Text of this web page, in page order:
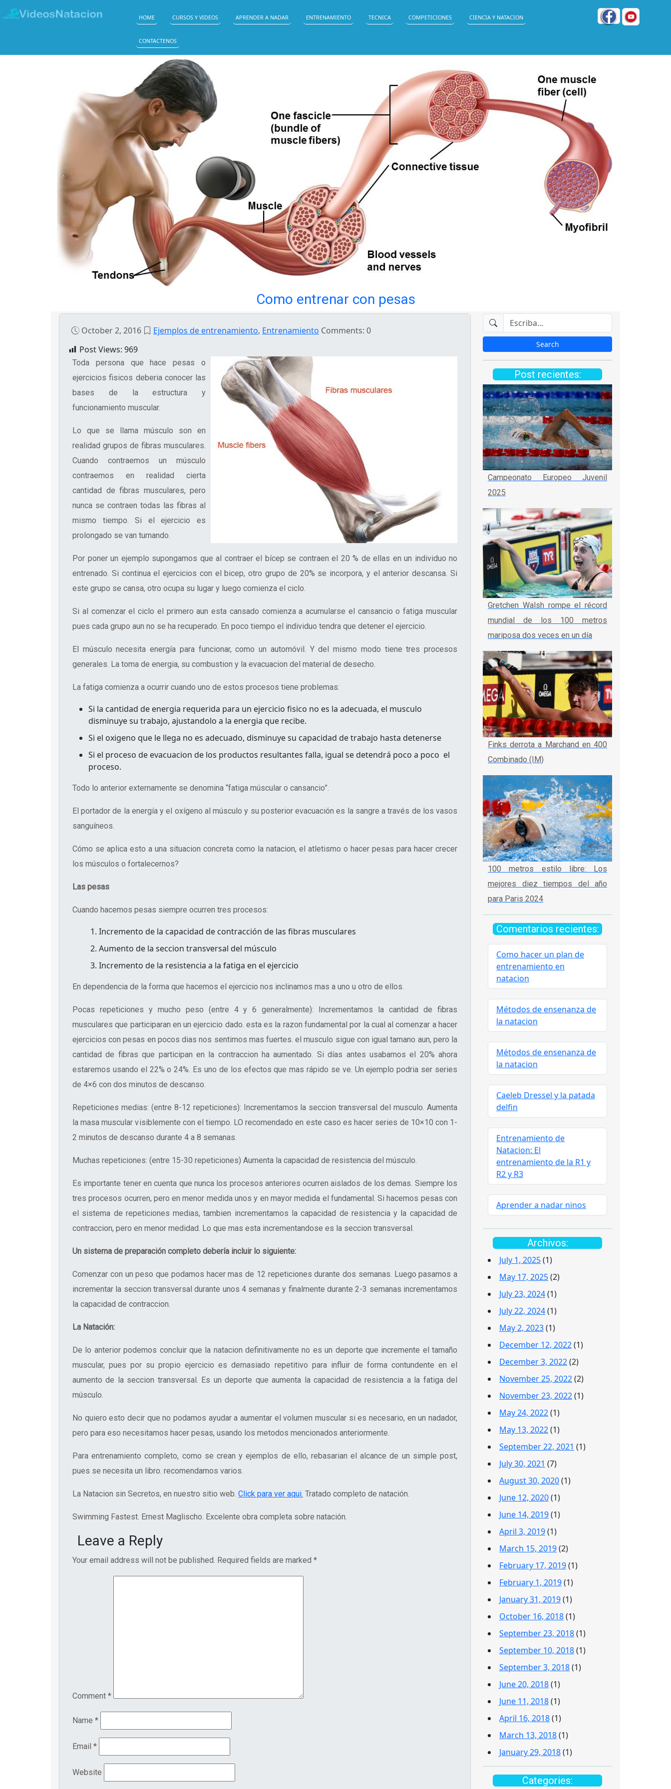
HOME CURSOS Y VIDEOS APRENDER A NADAR ENTRENAMIENTO TECNICA COMPETICIONES CIENCIA Y NATACION
CONTACTENOS
Como entrenar con pesas
October 2, 2016 Ejemplos de entrenamiento, Entrenamiento Comments: 0
Post Views: 969
Toda persona que hace pesas o
ejercicios fisicos deberia conocer las
bases de la estructura y
funcionamiento muscular.
Lo que se llama músculo son en
realidad grupos de fibras musculares.
Cuando contraemos un músculo
contraemos en realidad cierta
cantidad de fibras musculares, pero
nunca se contraen todas las fibras al
mismo tiempo. Si el ejercicio es
prolongado se van turnando.
Por poner un ejemplo supongamos que al contraer el bícep se contraen el 20 % de ellas en un individuo no
entrenado. Si continua el ejercicios con el bicep, otro grupo de 20% se incorpora, y el anterior descansa. Si
este grupo se cansa, otro ocupa su lugar y luego comienza el ciclo.
Si al comenzar el ciclo el primero aun esta cansado comienza a acumularse el cansancio o fatiga muscular
pues cada grupo aun no se ha recuperado. En poco tiempo el individuo tendra que detener el ejercicio.
El músculo necesita energía para funcionar, como un automóvil. Y del mismo modo tiene tres procesos
generales. La toma de energia, su combustion y la evacuacion del material de desecho.
La fatiga comienza a ocurrir cuando uno de estos procesos tiene problemas:
Si la cantidad de energia requerida para un ejercicio fisico no es la adecuada, el musculo
disminuye su trabajo, ajustandolo a la energia que recibe.
Si el oxigeno que le llega no es adecuado, disminuye su capacidad de trabajo hasta detenerse
Si el proceso de evacuacion de los productos resultantes falla, igual se detendrá poco a poco el
proceso.
Todo lo anterior externamente se denomina “fatiga múscular o cansancio”.
El portador de la energía y el oxígeno al músculo y su posterior evacuación es la sangre a través de los vasos
sanguíneos.
Cómo se aplica esto a una situacion concreta como la natacion, el atletismo o hacer pesas para hacer crecer
los músculos o fortalecernos?
Las pesas
Cuando hacemos pesas siempre ocurren tres procesos:
Incremento de la capacidad de contracción de las fibras musculares
Aumento de la seccion transversal del músculo
Incremento de la resistencia a la fatiga en el ejercicio
En dependencia de la forma que hacemos el ejercicio nos inclinamos mas a uno u otro de ellos.
Pocas repeticiones y mucho peso (entre 4 y 6 generalmente): Incrementamos la cantidad de fibras
musculares que participaran en un ejercicio dado. esta es la razon fundamental por la cual al comenzar a hacer
ejercicios con pesas en pocos dias nos sentimos mas fuertes. el musculo sigue con igual tamano aun, pero la
cantidad de fibras que participan en la contraccion ha aumentado. Si días antes usabamos el 20% ahora
estaremos usando el 22% o 24%. Es uno de los efectos que mas rápido se ve. Un ejemplo podria ser series
de 4×6 con dos minutos de descanso.
Repeticiones medias: (entre 8-12 repeticiones): Incrementamos la seccion transversal del musculo. Aumenta
la masa muscular visiblemente con el tiempo. LO recomendado en este caso es hacer series de 10×10 con 1-
2 minutos de descanso durante 4 a 8 semanas.
Muchas repeticiones: (entre 15-30 repeticiones) Aumenta la capacidad de resistencia del músculo.
Es importante tener en cuenta que nunca los procesos anteriores ocurren aislados de los demas. Siempre los
tres procesos ocurren, pero en menor medida unos y en mayor medida el fundamental. Si hacemos pesas con
el sistema de repeticiones medias, tambien incrementamos la capacidad de resistencia y la capacidad de
contraccion, pero en menor medidad. Lo que mas esta incrementandose es la seccion transversal.
Un sistema de preparación completo debería incluir lo siguiente:
Comenzar con un peso que podamos hacer mas de 12 repeticiones durante dos semanas. Luego pasamos a
incrementar la seccion transversal durante unos 4 semanas y finalmente durante 2-3 semanas incrementamos
la capacidad de contraccion.
La Natación:
De lo anterior podemos concluir que la natacion definitivamente no es un deporte que incremente el tamaño
muscular, pues por su propio ejercicio es demasiado repetitivo para influir de forma contundente en el
aumento de la seccion transversal. Es un deporte que aumenta la capacidad de resistencia a la fatiga del
músculo.
No quiero esto decir que no podamos ayudar a aumentar el volumen muscular si es necesario, en un nadador,
pero para eso necesitamos hacer pesas, usando los metodos mencionados anteriormente.
Para entrenamiento completo, como se crean y ejemplos de ello, rebasarian el alcance de un simple post,
pues se necesita un libro. recomendamos varios.
La Natacion sin Secretos, en nuestro sitio web. Click para ver aqui. Tratado completo de natación.
Swimming Fastest. Ernest Maglischo. Excelente obra completa sobre natación.
Leave a Reply
Your email address will not be published. Required fields are marked *
Comment *
Name *
Email *
Website
Post recientes:
Campeonato Europeo Juvenil
2025
Gretchen Walsh rompe el récord
mundial de los 100 metros
mariposa dos veces en un día
Finks derrota a Marchand en 400
Combinado (IM)
100 metros estilo libre: Los
mejores diez tiempos del año
para Paris 2024
Comentarios recientes:
Como hacer un plan de
entrenamiento en
natacion
Métodos de ensenanza de
la natacion
Métodos de ensenanza de
la natacion
Caeleb Dressel y la patada
delfin
Entrenamiento de
Natacion: El
entrenamiento de la R1 y
R2 y R3
Aprender a nadar ninos
Archivos:
July 1, 2025(1)
May 17, 2025(2)
July 23, 2024(1)
July 22, 2024(1)
May 2, 2023(1)
December 12, 2022(1)
December 3, 2022(2)
November 25, 2022(2)
November 23, 2022(1)
May 24, 2022(1)
May 13, 2022(1)
September 22, 2021 (1)
July 30, 2021 (7)
August 30, 2020(1)
June 12, 2020(1)
June 14, 2019(1)
April 3, 2019(1)
March 15, 2019(2)
February 17, 2019(1)
February 1, 2019(1)
January 31, 2019(1)
October 16, 2018(1)
September 23, 2018(1)
September 10, 2018(1)
September 3, 2018(1)
June 20, 2018(1)
June 11, 2018(1)
April 16, 2018(1)
March 13, 2018(1)
January 29, 2018(1)
Categories: